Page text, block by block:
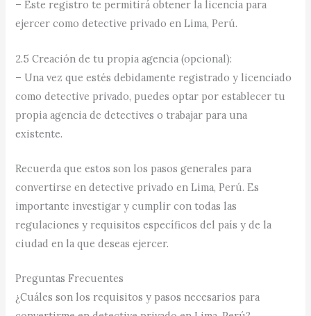
– Este registro te permitirá obtener la licencia para
ejercer como detective privado en Lima, Perú.
2.5 Creación de tu propia agencia (opcional):
– Una vez que estés debidamente registrado y licenciado
como detective privado, puedes optar por establecer tu
propia agencia de detectives o trabajar para una
existente.
Recuerda que estos son los pasos generales para
convertirse en detective privado en Lima, Perú. Es
importante investigar y cumplir con todas las
regulaciones y requisitos específicos del país y de la
ciudad en la que deseas ejercer.
Preguntas Frecuentes
¿Cuáles son los requisitos y pasos necesarios para